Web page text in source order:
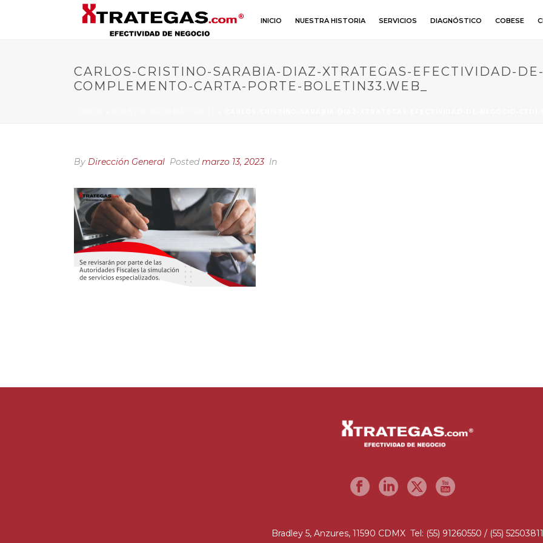
INICIO NUESTRA HISTORIA SERVICIOS DIAGNÓSTICO COBESE
CARLOS-CRISTINO-SARABIA-DIAZ-XTRATEGAS-EFECTIVIDAD-
COMPLEMENTO-CARTA-PORTE-BOLETIN33.WEB_
By Dirección General Postedmarzo 13, 2023 In
Bradley 5, Anzures, 11590 CDMX Tel: (55) 91260550 / (55) 52503811